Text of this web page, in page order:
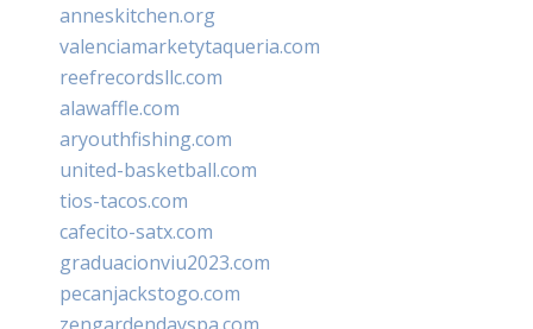
anneskitchen.org
valenciamarketytaqueria.com
reefrecordsllc.com
alawaffle.com
aryouthfishing.com
united-basketball.com
tios-tacos.com
cafecito-satx.com
graduacionviu2023.com
pecanjackstogo.com